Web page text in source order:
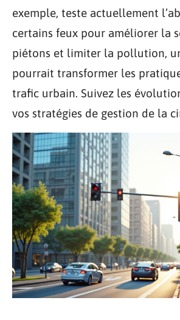
exemple, teste actuellement
certains feux pour améliorer la
piétons et limiter la pollution,
pourrait transformer les
trafic urbain. Suivez les
vos stratégies de gestion de la